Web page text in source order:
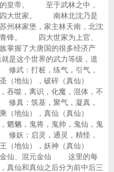
的皇帝。 至于武林之中，
四大世家。 南林北沈乃是
州林家堡，家主林天南，北沈
青锋。 四大世家为上官、
掌握了大唐国的很多经济产
这个世界的武力等级，道
武：打桩，练气，引气，
（地仙），破碎（真仙）
噬，离识，化魔，混体，不
真：筑基，聚气，凝真，
（地仙），真仙（真仙）
魉，鬼将，鬼帅，鬼仙，鬼
妖：启灵，通灵，精怪，
（地仙），妖神（真仙）
仙、混元金仙 这里的每
真仙和真仙之后分为前中后三